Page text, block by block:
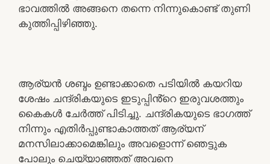
ഭാവത്തിൽ അങ്ങനെ തന്നെ നിന്നുകൊണ്ട് തുണി
കുത്തിപ്പിഴിഞ്ഞു.
ആര്യൻ ശബ്ദം ഉണ്ടാക്കാതെ പടിയിൽ കയറിയ
ശേഷം ചന്ദ്രികയുടെ ഇടുപ്പിൻ്റെ ഇരുവശത്തും
കൈകൾ ചേർത്ത് പിടിച്ചു. ചന്ദ്രികയുടെ ഭാഗത്ത്
നിന്നും എതിർപ്പുണ്ടാകാത്തത് ആര്യന്
മനസിലാക്കാമെങ്കിലും അവളൊന്ന് ഞെട്ടുക
പോലും ചെയ്യാഞ്ഞത് അവനെ